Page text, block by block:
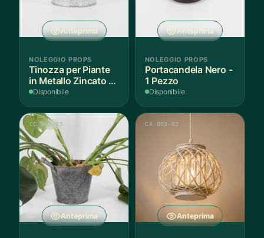
Anteprima
NOLEGGIO PROPS
Tinozza per Piante
in Metallo Zincato -
3 Pezzi
Disponibile
Anteprima
NOLEGGIO PROPS
Portacandela Nero -
1 Pezzo
Disponibile
Anteprima
CC 002-05
Anteprima
CA 003-02